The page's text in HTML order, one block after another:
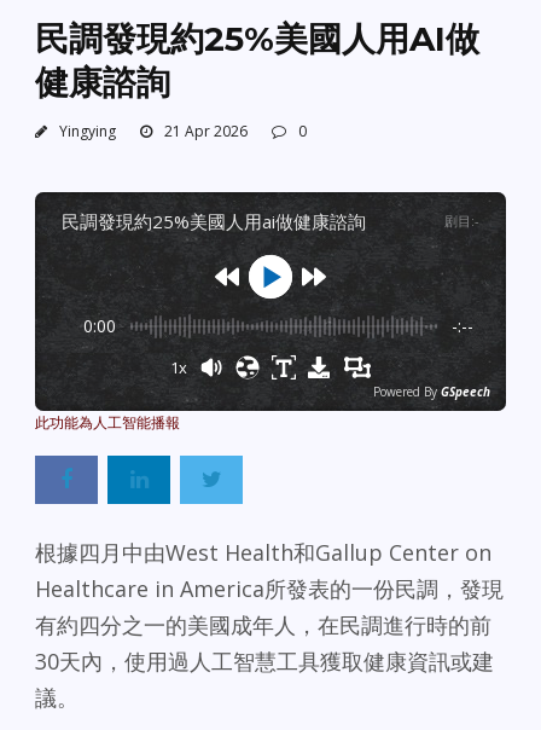
民調發現約25%美國人用AI做
健康諮詢
Yingying 21 Apr 2026 0
民調發現約25%美國人用ai做健康諮詢 剧目 :-
0:00 -:--
1x
Powered By GSpeech
根據四月中由West Health和Gallup Center on
Healthcare in America所發表的一份民調，發現
有約四分之一的美國成年人，在民調進行時的前
30天內，使用過人工智慧工具獲取健康資訊或建
議。